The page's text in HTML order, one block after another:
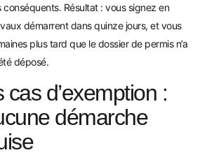
Résultat : vous signez en
démarrent dans quinze jours, et vous
plus tard que le dossier de permis n’a
déposé.
cas d’exemption :
démarche